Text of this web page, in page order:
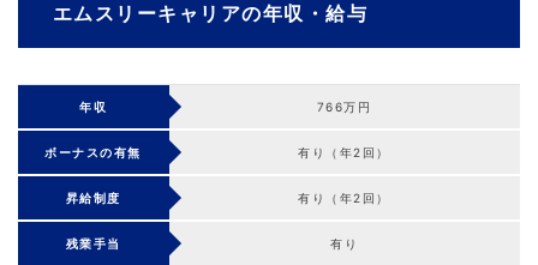
エムスリーキャリアの年収・給与
年収 766万円
ボーナスの有無 有り（年2回）
昇給制度 有り（年2回）
残業手当 有り